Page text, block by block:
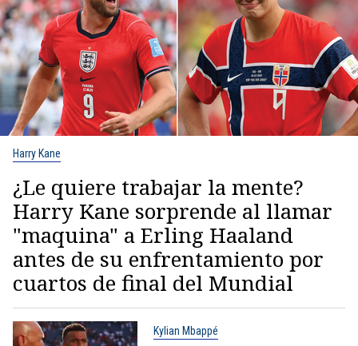
Harry Kane
¿Le quiere trabajar la mente?
Harry Kane sorprende al llamar
"maquina" a Erling Haaland
antes de su enfrentamiento por
cuartos de final del Mundial
Kylian Mbappé